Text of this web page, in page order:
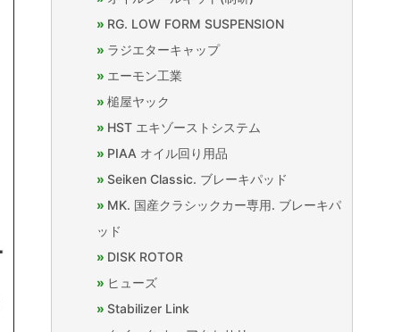
RG. LOW FORM SUSPENSION
ラジエターキャップ
エーモン工業
槌屋ヤック
HST エキゾーストシステム
PIAA オイル回り用品
Seiken Classic. ブレーキパッド
MK. 国産クラシックカー専用. ブレーキパ
ッド
DISK ROTOR
ヒューズ
Stabilizer Link